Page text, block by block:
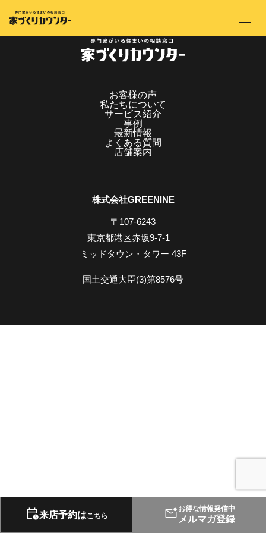
来店予約はこちら
お得な情報発信中
メルマガ登録
お客様の声
私たちについて
サービス紹介
事例
最新情報
よくある質問
店舗案内
株式会社GREENINE
〒107-6243
東京都港区赤坂9-7-1
ミッドタウン・タワー 43F
国土交通大臣(3)第8576号